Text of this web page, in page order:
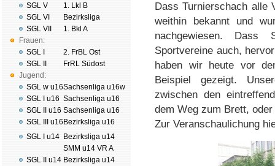
SGL V
SGL VI
SGL VII
Frauen:
SGL I
SGL II
Jugend:
SGL w u16
SGL I u16
SGL II u16
SGL III u16
SGL I u14
SGL II u14
1. Lkl B
Bezirksliga
1. Bkl A
2. FrBL Ost
FrRL Südost
Sachsenliga u16w
Sachsenliga u16
Sachsenliga u16
Bezirksliga u16
Bezirksliga u14
SMM u14 VR A
Bezirksliga u14
Dass Turnierschach alle
weithin bekannt und
nachgewiesen. Dass
Sportvereine auch,
haben wir heute vor
Beispiel gezeigt.
zwischen den
dem Weg zum Brett,
Zur Veranschaulichung